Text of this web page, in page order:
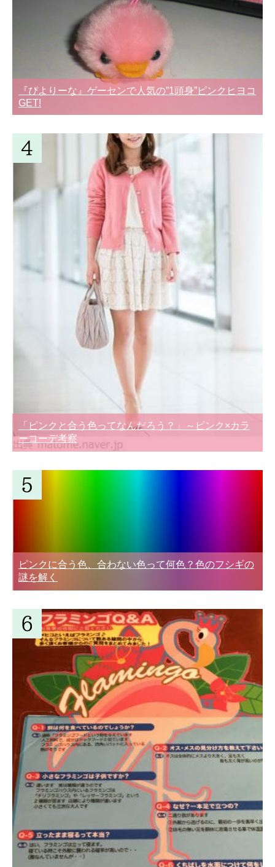
『ぴよりーな』ゲーセンで人気の”1頭身”ピンクヒヨコ
GET!
「ピンクと合う色ってなんだろう？」～ピンク×カラ
ーコーデ考察
ピンクに合う色、合わない色って何色？色のフシギの
謎を解く